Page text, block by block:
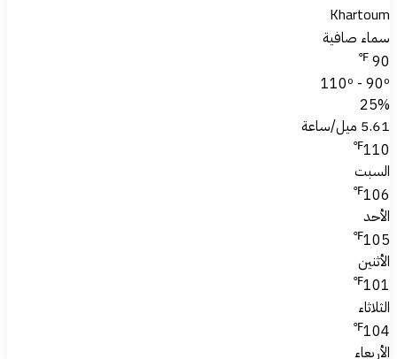
Khartoum
سماء صافية
90
℉
110º - 90º
25%
5.61 ميل/ساعة
110
℉
السبت
106
℉
الأحد
105
℉
الأثنين
101
℉
الثلاثاء
104
℉
الأربعاء